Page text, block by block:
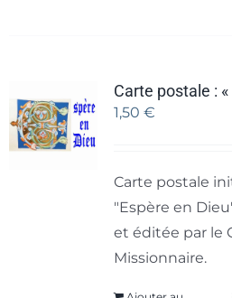
Carte postale :
1,50 €
Carte postale
"Espère en
et éditée par le
Missionnaire.